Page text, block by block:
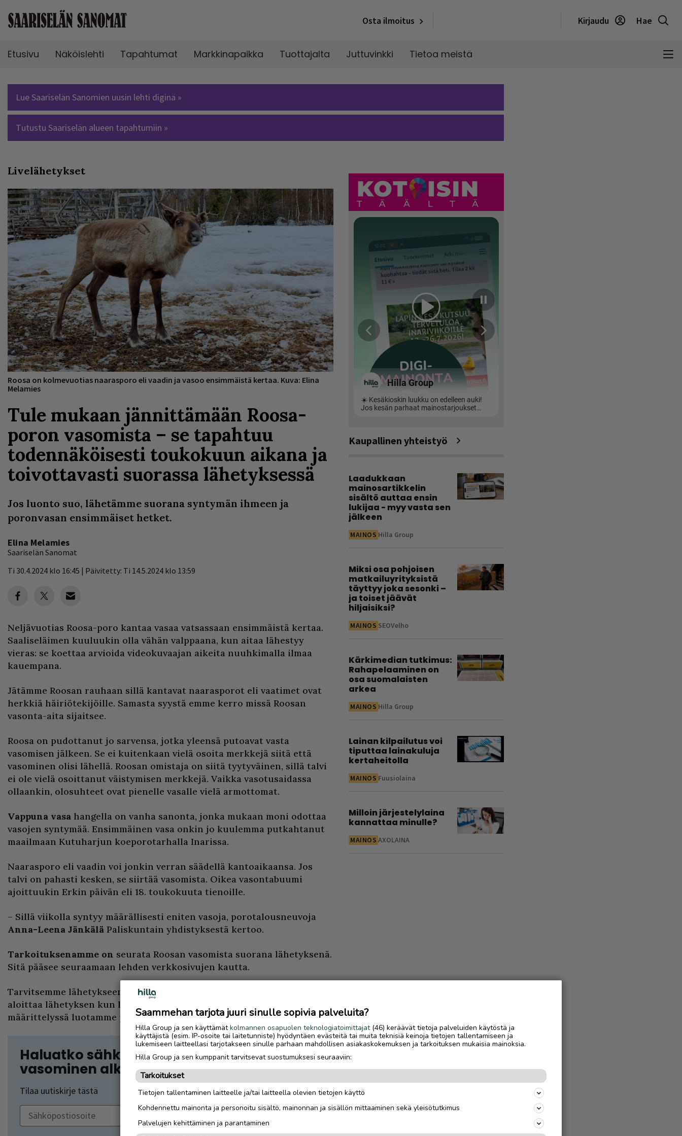
Osta ilmoitus Kirjaudu Hae
Etusivu Näköislehti Tapahtumat Markkinapaikka Tuottajalta Juttuvinkki Tietoa meistä
Lue Saariselän Sanomien uusin lehti diginä »
Tutustu Saariselän alueen tapahtumiin »
Livelähetykset
Roosa on kolmevuotias naarasporo eli vaadin ja vasoo ensimmäistä kertaa. Kuva: Elina
Melamies
Tule mukaan jännittämään Roosa-
poron vasomista – se tapahtuu
todennäköisesti toukokuun aikana ja
toivottavasti suorassa lähetyksessä
Jos luonto suo, lähetämme suorana syntymän ihmeen ja
poronvasan ensimmäiset hetket.
Elina Melamies
Saariselän Sanomat
Ti 30.4.2024 klo 16:45 | Päivitetty: Ti 14.5.2024 klo 13:59
Neljävuotias Roosa-poro kantaa vasaa vatsassaan ensimmäistä kertaa.
Saaliseläimen kuuluukin olla vähän valppaana, kun aitaa lähestyy
vieras: se koettaa arvioida videokuvaajan aikeita nuuhkimalla ilmaa
kauempana.
Jätämme Roosan rauhaan sillä kantavat naarasporot eli vaatimet ovat
herkkiä häiriötekijöille. Samasta syystä emme kerro missä Roosan
vasonta-aita sijaitsee.
Roosa on pudottanut jo sarvensa, jotka yleensä putoavat vasta
vasomisen jälkeen. Se ei kuitenkaan vielä osoita merkkejä siitä että
vasominen olisi lähellä. Roosan omistaja on siitä tyytyväinen, sillä talvi
ei ole vielä osoittanut väistymisen merkkejä. Vaikka vasotusaidassa
ollaankin, olosuhteet ovat pienelle vasalle vielä armottomat.
Vappuna vasa hangella on vanha sanonta, jonka mukaan moni odottaa
vasojen syntymää. Ensimmäinen vasa onkin jo kuulemma putkahtanut
maailmaan Kutuharjun koeporotarhalla Inarissa.
Naarasporo eli vaadin voi jonkin verran säädellä kantoaikaansa. Jos
talvi on pahasti kesken, se siirtää vasomista. Oikea vasontabuumi
ajoittuukin Erkin päivän eli 18. toukokuuta tienoille.
– Sillä viikolla syntyy määrällisesti eniten vasoja, porotalousneuvoja
Anna-Leena Jänkälä Paliskuntain yhdistyksestä kertoo.
Tarkoituksenamme on seurata Roosan vasomista suorana lähetyksenä.
Sitä pääsee seuraamaan lehden verkkosivujen kautta.
Tarvitsemme lähetykseen paitsi tekniikkaa myös hyvää tuuria. Aiomme
aloittaa lähetyksen kun hetki alkaa olla käsillä. Ajankohdan
määrittelyssä luotamme poronomistajan asiantuntemukseen.
Haluatko sähköpostiisi uutiskirjeen, kun
vasominen alkaa?
Tilaa uutiskirje tästä
Kaupallinen yhteistyö
Laadukkaan
mainosartikkelin
sisältö auttaa ensin
lukijaa - myy vasta sen
jälkeen
MAINOS Hilla Group
Miksi osa pohjoisen
matkailuyrityksistä
täyttyy joka sesonki –
ja toiset jäävät
hiljaisiksi?
MAINOS SEOVelho
Kärkimedian tutkimus:
Rahapelaaminen on
osa suomalaisten
arkea
MAINOS Hilla Group
Lainan kilpailutus voi
tiputtaa lainakuluja
kertaheitolla
MAINOS Fuusiolaina
Milloin järjestelylaina
kannattaa minulle?
MAINOS AXOLAINA
Luetuimmat
Saariselälle – viisi
Saammehan tarjota juuri sinulle sopivia palveluita?
Hilla Group ja sen käyttämätkolmannen osapuolen teknologiatoimittajat(46) keräävät tietoja palveluiden käytöstä ja
käyttäjistä (esim. IP-osoite tai laitetunniste) hyödyntäen evästeitä tai muita teknisiä keinoja tietojen tallentamiseen ja
lukemiseen laitteellasi tarjotakseen sinulle parhaan mahdollisen asiakaskokemuksen ja tarkoituksen mukaisia mainoksia.
Hilla Group ja sen kumppanit tarvitsevat suostumuksesi seuraaviin:
Tarkoitukset
Tietojen tallentaminen laitteelle ja/tai laitteella olevien tietojen käyttö
Kohdennettu mainonta ja personoitu sisältö, mainonnan ja sisällön mittaaminen sekä yleisötutkimus
Palvelujen kehittäminen ja parantaminen